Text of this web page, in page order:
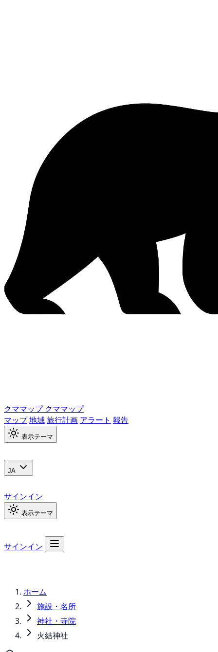
クママップ クママップ
マップ地域旅行計画 アラート 報告
表示テーマ
JA
サインイン
表示テーマ
サインイン
ホーム
施設・名所
神社・寺院
火結神社